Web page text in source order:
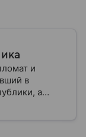
и
в
а
по